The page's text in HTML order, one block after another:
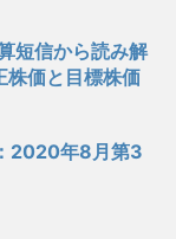
短信から読み解
株価と目標株価
2020年8月第3